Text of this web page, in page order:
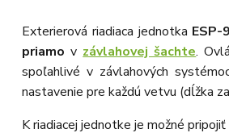
neočekávaného výpadku zboží a ještě
prověřovali jeho dostupnost přímo u
dodavatele. Jelikož zboží nebylo k
dispozici ani u něj, museli jsme
objednávku stornovat. O všem jsme
Vás obratem informovali a náležitě
se omluvili. Zakládáme si na férovém
že i přes naši okamžitou reakci,
Exterierová riadiaca jednotka
priamov závlahovej šachte.
spoľahlivé v závlahových
nastavenie pre každú vetvu (dĺžka
K riadiacej jednotke je možné pripojiť